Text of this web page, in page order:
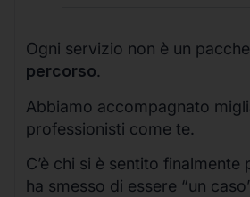
Ogni servizio non è un
percorso.
Abbiamo accompagnato
professionisti come te.
C’è chi si è sentito
ha smesso di essere “un